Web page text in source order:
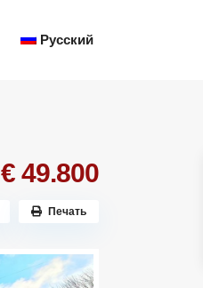
Русский
€ 49.800
Печать